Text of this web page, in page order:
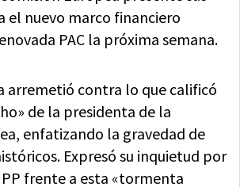
el nuevo marco financiero
PAC la próxima semana.
arremetió contra lo que calificó
de la presidenta de la
enfatizando la gravedad de
Expresó su inquietud por
frente a esta «tormenta